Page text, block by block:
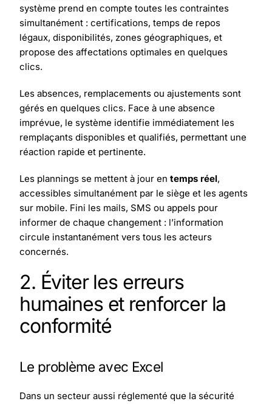
système prend en compte toutes les contraintes
simultanément : certifications, temps de repos
légaux, disponibilités, zones géographiques, et
propose des affectations optimales en quelques
clics.
Les absences, remplacements ou ajustements sont
gérés en quelques clics. Face à une absence
imprévue, le système identifie immédiatement les
remplaçants disponibles et qualifiés, permettant une
réaction rapide et pertinente.
Les plannings se mettent à jour en temps réel,
accessibles simultanément par le siège et les agents
sur mobile. Fini les mails, SMS ou appels pour
informer de chaque changement : l’information
circule instantanément vers tous les acteurs
concernés.
2. Éviter les erreurs
humaines et renforcer la
conformité
Le problème avec Excel
Dans un secteur aussi réglementé que la sécurité